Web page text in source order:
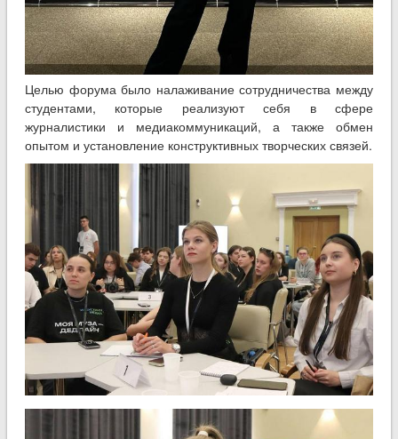
Целью форума было налаживание сотрудничества между
студентами, которые реализуют себя в сфере
журналистики и медиакоммуникаций, а также обмен
опытом и установление конструктивных творческих связей.